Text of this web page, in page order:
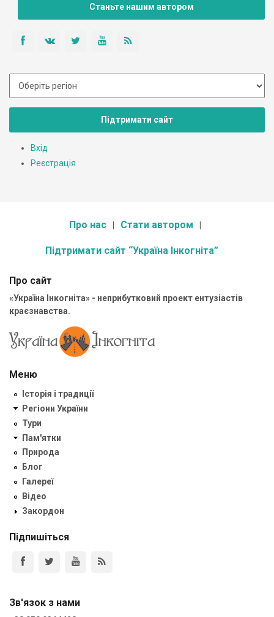
Станьте нашим автором
Підтримати сайт
Вхід
Реєстрація
Про нас Стати автором
Підтримати сайт “Україна Інкогніта”
Про сайт
«Україна Інкогніта» - неприбутковий проект ентузіастів
краєзнавства.
Меню
Історія і традиції
Регіони України
Тури
Пам'ятки
Природа
Блог
Галереї
Відео
Закордон
Підпишіться
Зв'язок з нами